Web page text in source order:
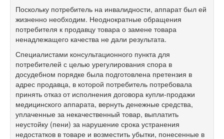
Поскольку потребитель на инвалидности, аппарат был ей
жизненно необходим. Неоднократные обращения
потребителя к продавцу товара о замене товара
ненадлежащего качества не дали результата.
Специалистами консультационного пункта для
потребителей с целью урегулирования спора в
досудебном порядке была подготовлена претензия в
адрес продавца, в которой потребитель потребовала
принять отказ от исполнения договора купли-продажи
медицинского аппарата, вернуть денежные средства,
уплаченные за некачественный товар, выплатить
неустойку (пени) за нарушение срока устранения
недостатков в товаре и возместить убытки, понесенные в